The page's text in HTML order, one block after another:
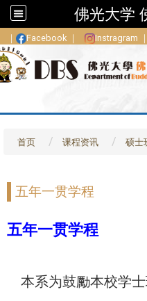
佛光大学
｜ Facebook ｜ Instragram ｜
首页 课程资讯 硕士
五年一贯学程
五年一贯学程
本系为鼓勵本校学